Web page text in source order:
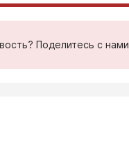
Поделитесь с нами